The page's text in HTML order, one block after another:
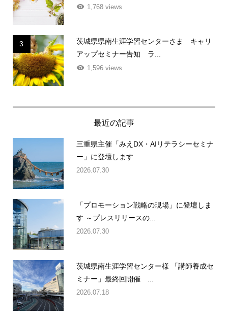
1,768 views
3
茨城県県南生涯学習センターさま キャリ
アップセミナー告知 ラ...
1,596 views
最近の記事
三重県主催「みえDX・AIリテラシーセミナ
ー」に登壇します
2026.07.30
「プロモーション戦略の現場」に登壇しま
す ～プレスリリースの...
2026.07.30
茨城県南生涯学習センター様 「講師養成セ
ミナー」最終回開催 ...
2026.07.18